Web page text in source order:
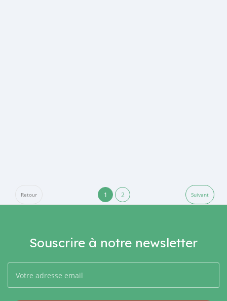
Retour 1 2 Suivant
Souscrire à notre newsletter